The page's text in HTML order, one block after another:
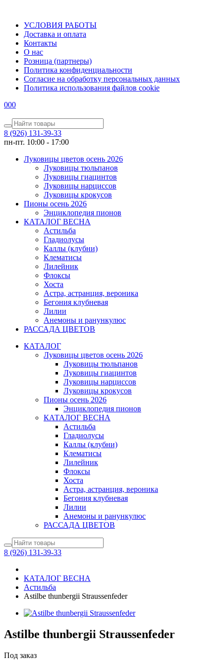
УСЛОВИЯ РАБОТЫ
Доставка и оплата
Контакты
О наc
Розница (партнеры)
Политика конфиденциальности
Согласие на обработку персональных данных
Политика использования файлов сookie
000
8 (926) 131-39-33
пн-пт. 10:00 - 17:00
Луковицы цветов осень 2026
Луковицы тюльпанов
Луковицы гиацинтов
Луковицы нарциссов
Луковицы крокусов
Пионы осень 2026
Энциклопедия пионов
КАТАЛОГ ВЕСНА
Астильба
Гладиолусы
Каллы (клубни)
Клематисы
Лилейник
Флоксы
Хоста
Астра, астранция, вероника
Бегония клубневая
Лилии
Анемоны и ранункулюс
РАССАДА ЦВЕТОВ
КАТАЛОГ
Луковицы цветов осень 2026
Луковицы тюльпанов
Луковицы гиацинтов
Луковицы нарциссов
Луковицы крокусов
Пионы осень 2026
Энциклопедия пионов
КАТАЛОГ ВЕСНА
Астильба
Гладиолусы
Каллы (клубни)
Клематисы
Лилейник
Флоксы
Хоста
Астра, астранция, вероника
Бегония клубневая
Лилии
Анемоны и ранункулюс
РАССАДА ЦВЕТОВ
8 (926) 131-39-33
КАТАЛОГ ВЕСНА
Астильба
Astilbe thunbergii Straussenfeder
Astilbe thunbergii Straussenfeder
Под заказ